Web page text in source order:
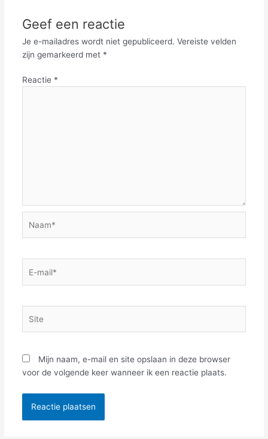
Geef een reactie
Je e-mailadres wordt niet gepubliceerd. Vereiste velden
zijn gemarkeerd met *
Reactie *
mail*
Mijn naam, e-mail en site opslaan in deze browser
voor de volgende keer wanneer ik een reactie plaats.